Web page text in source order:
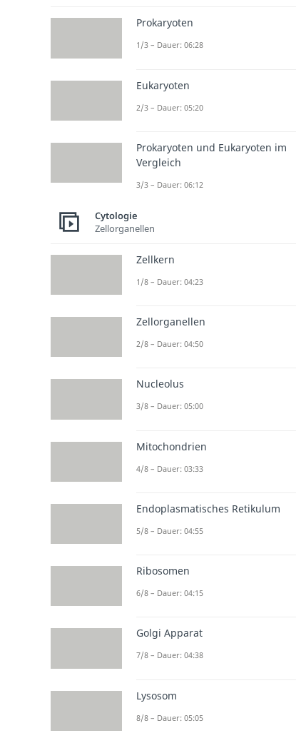
Prokaryoten
1/3 – Dauer: 06:28
Eukaryoten
2/3 – Dauer: 05:20
Prokaryoten und Eukaryoten im
Vergleich
3/3 – Dauer: 06:12
Cytologie
Zellorganellen
Zellkern
1/8 – Dauer: 04:23
Zellorganellen
2/8 – Dauer: 04:50
Nucleolus
3/8 – Dauer: 05:00
Mitochondrien
4/8 – Dauer: 03:33
Endoplasmatisches Retikulum
5/8 – Dauer: 04:55
Ribosomen
6/8 – Dauer: 04:15
Golgi Apparat
7/8 – Dauer: 04:38
Lysosom
8/8 – Dauer: 05:05